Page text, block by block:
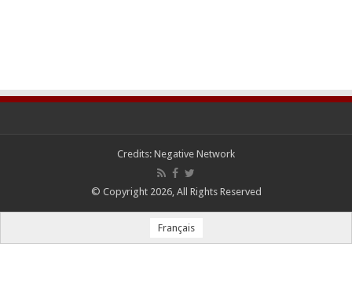
Credits: Negative Network
© Copyright 2026, All Rights Reserved
Français